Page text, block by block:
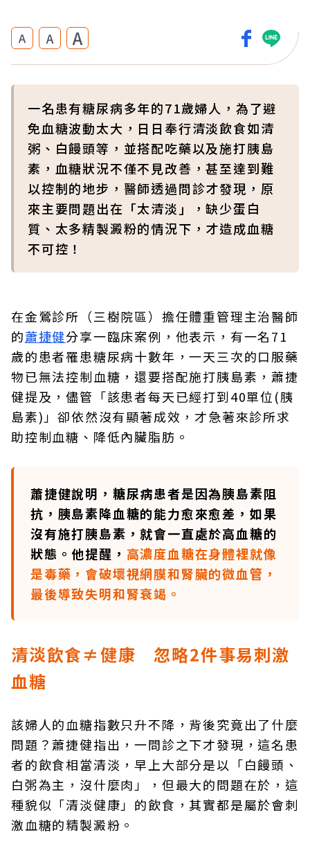
A A A
一名患有糖尿病多年的71歲婦人，為了避
免血糖波動太大，日日奉行清淡飲食如清
粥、白饅頭等，並搭配吃藥以及施打胰島
素，血糖狀況不僅不見改善，甚至達到難
以控制的地步，醫師透過問診才發現，原
來主要問題出在「太清淡」，缺少蛋白
質、太多精製澱粉的情況下，才造成血糖
不可控！
在金鶯診所（三樹院區）擔任體重管理主治醫師
的蕭捷健分享一臨床案例，他表示，有一名71
歲的患者罹患糖尿病十數年，一天三次的口服藥
物已無法控制血糖，還要搭配施打胰島素，蕭捷
健提及，儘管「該患者每天已經打到40單位(胰
島素)」卻依然沒有顯著成效，才急著來診所求
助控制血糖、降低內臟脂肪。
蕭捷健說明，糖尿病患者是因為胰島素阻
抗，胰島素降血糖的能力愈來愈差，如果
沒有施打胰島素，就會一直處於高血糖的
狀態。他提醒， 高濃度血糖在身體裡就像
是毒藥，會破壞視網膜和腎臟的微血管，
最後導致失明和腎衰竭。
清淡飲食≠健康 忽略2件事易刺激
血糖
該婦人的血糖指數只升不降，背後究竟出了什麼
問題？蕭捷健指出，一問診之下才發現，這名患
者的飲食相當清淡，早上大部分是以「白饅頭、
白粥為主，沒什麼肉」，但最大的問題在於，這
種貌似「清淡健康」的飲食，其實都是屬於會刺
激血糖的精製澱粉。